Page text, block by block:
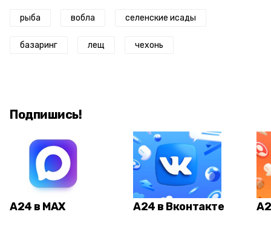
рыба вобла селенские исады
базаринг лещ чехонь
Подпишись!
А24 в MAX А24 в Вконтакте